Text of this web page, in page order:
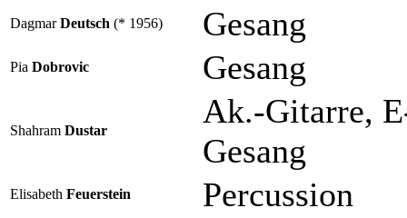
DagmarDeutsch (* 1956) Gesang
Pia Dobrovic Gesang
Shahram Dustar
Ak.-Gitarre,
Gesang
Elisabeth Feuerstein Percussion